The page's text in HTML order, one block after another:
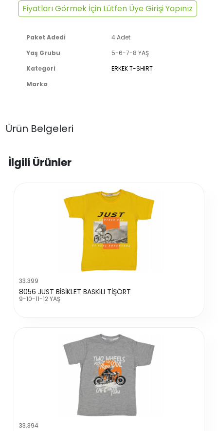
Fiyatları Görmek İçin Lütfen Üye Girişi Yapınız
Paket Adedi
4 Adet
Yaş Grubu
5-6-7-8 YAŞ
Kategori
ERKEK T-SHIRT
Marka
Ürün Belgeleri
İlgili Ürünler
33.399
8056 JUST BİSİKLET BASKILI TİŞÖRT
9-10-11-12 YAŞ
33.394